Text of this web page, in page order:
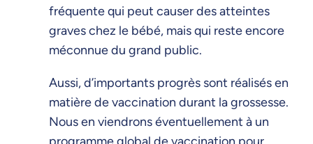
fréquente qui peut causer des atteintes
graves chez le bébé, mais qui reste encore
méconnue du grand public.
Aussi, d’importants progrès sont réalisés en
matière de vaccination durant la grossesse.
Nous en viendrons éventuellement à un